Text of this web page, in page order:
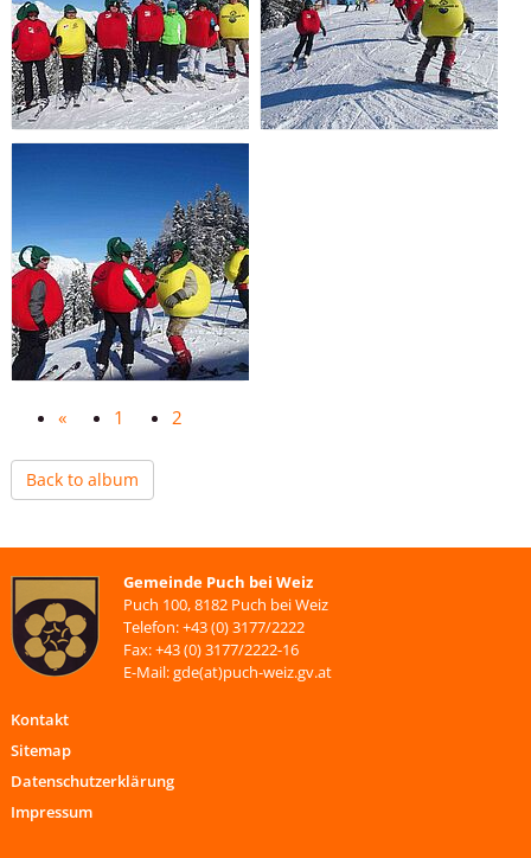
« 1 2
Back to album
Gemeinde Puch bei Weiz
Puch 100, 8182 Puch bei Weiz
Telefon: +43 (0) 3177/2222
Fax: +43 (0) 3177/2222-16
E-Mail: gde(at)puch-weiz.gv.at
Kontakt
Sitemap
Datenschutzerklärung
Impressum